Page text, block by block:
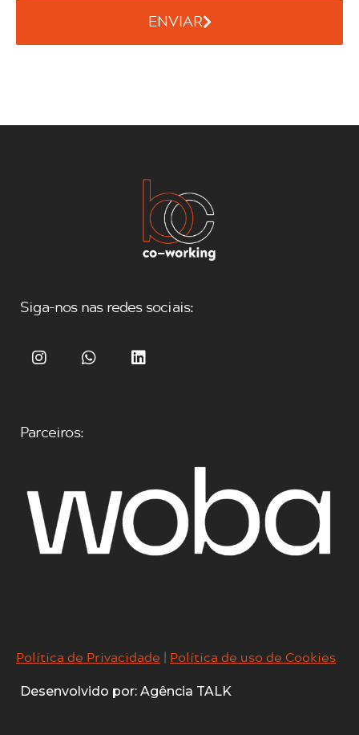
ENVIAR
Siga-nos nas redes sociais:
Parceiros:
Política de Privacidade Política de uso de Cookies
Desenvolvido por: Agência TALK